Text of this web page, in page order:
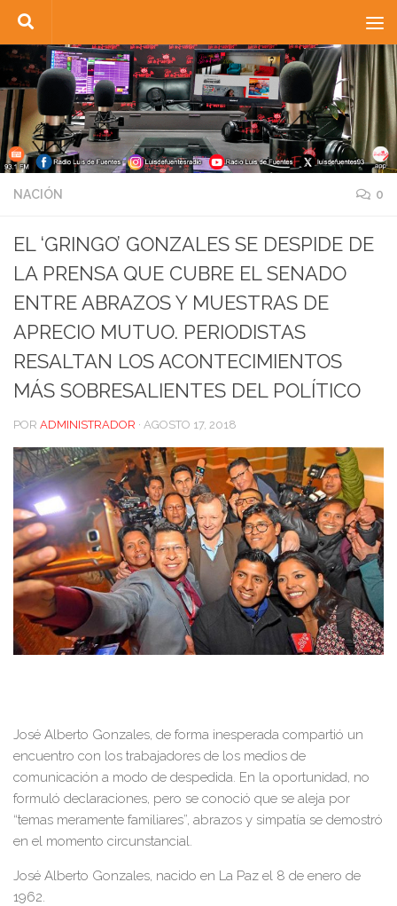
Saltar al contenido
NACIÓN 0
EL ‘GRINGO’ GONZALES SE DESPIDE DE
LA PRENSA QUE CUBRE EL SENADO
ENTRE ABRAZOS Y MUESTRAS DE
APRECIO MUTUO. PERIODISTAS
RESALTAN LOS ACONTECIMIENTOS
MÁS SOBRESALIENTES DEL POLÍTICO
POR ADMINISTRADOR · AGOSTO 17, 2018
José Alberto Gonzales, de forma inesperada compartió un
encuentro con los trabajadores de los medios de
comunicación a modo de despedida. En la oportunidad, no
formuló declaraciones, pero se conoció que se aleja por
“temas meramente familiares”, abrazos y simpatía se demostró
en el momento circunstancial.
José Alberto Gonzales, nacido en La Paz el 8 de enero de
1962.